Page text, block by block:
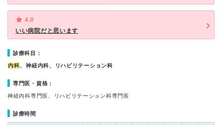
4.0
いい病院だと思います
診療科目：
内科、神経内科、リハビリテーション科
専門医・資格：
神経内科専門医、リハビリテーション科専門医
診療時間